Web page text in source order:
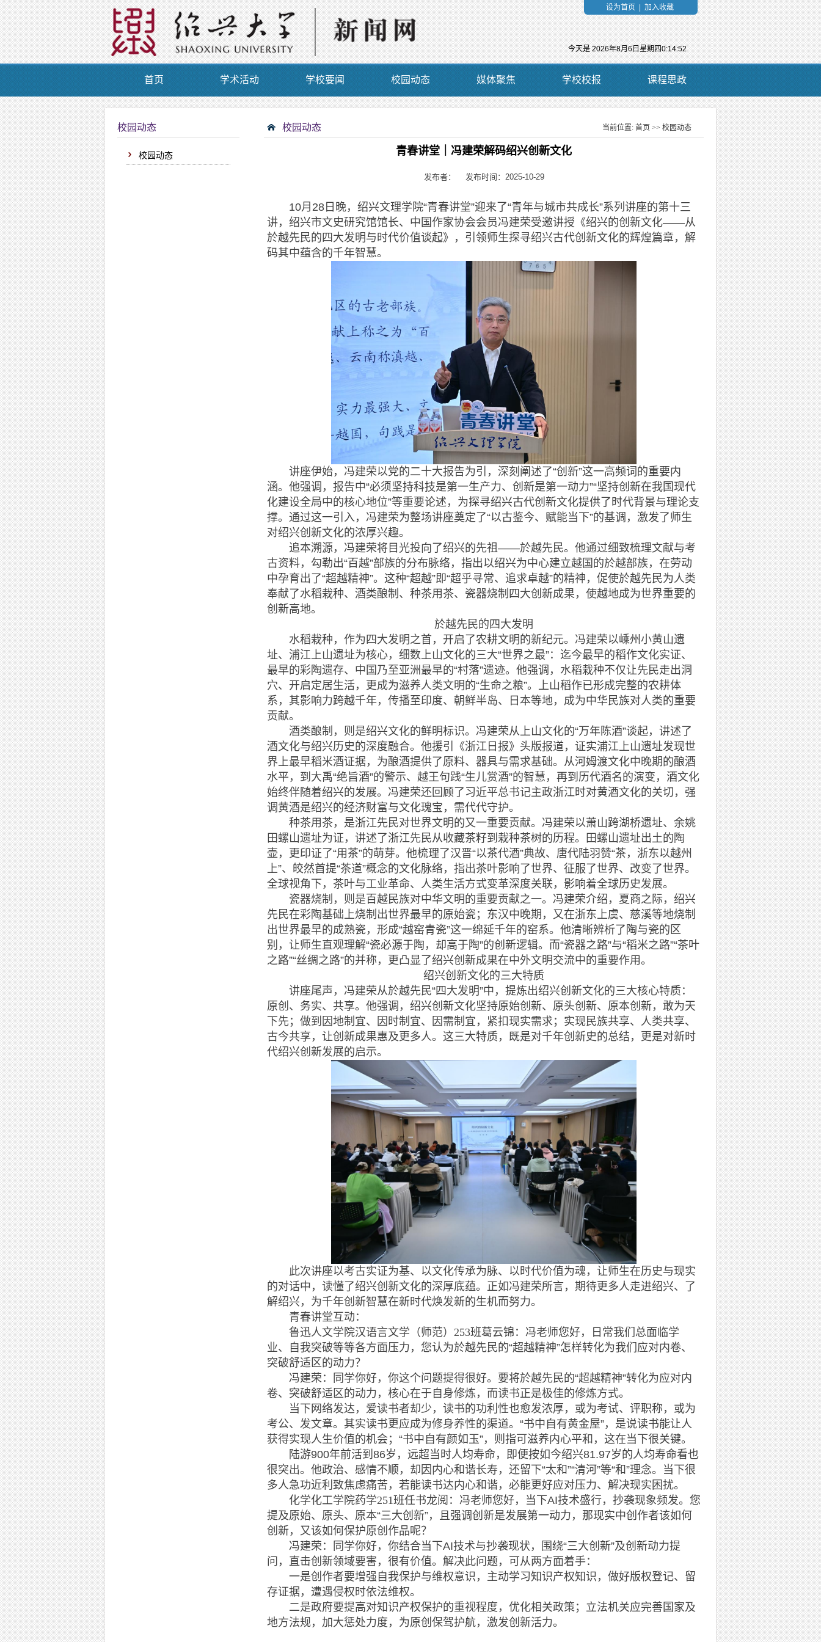
设为首页 加入收藏
今天是2026年8月6日星期四0:14:53
首页 学术活动 学校要闻 校园动态 媒体聚焦 学校校报 课程思政
校园动态
校园动态
校园动态 当前位置: 首页 >> 校园动态
青春讲堂｜冯建荣解码绍兴创新文化
发布者： 发布时间：2025-10-29
10月28日晚，绍兴文理学院“青春讲堂”迎来了“青年与城市共成长”系列讲座的第十三
讲，绍兴市文史研究馆馆长、中国作家协会会员冯建荣受邀讲授《绍兴的创新文化——从
於越先民的四大发明与时代价值谈起》，引领师生探寻绍兴古代创新文化的辉煌篇章，解
码其中蕴含的千年智慧。
讲座伊始，冯建荣以党的二十大报告为引，深刻阐述了“创新”这一高频词的重要内
涵。他强调，报告中“必须坚持科技是第一生产力、创新是第一动力”“坚持创新在我国现代
化建设全局中的核心地位”等重要论述，为探寻绍兴古代创新文化提供了时代背景与理论支
撑。通过这一引入，冯建荣为整场讲座奠定了“以古鉴今、赋能当下”的基调，激发了师生
对绍兴创新文化的浓厚兴趣。
追本溯源，冯建荣将目光投向了绍兴的先祖——於越先民。他通过细致梳理文献与考
古资料，勾勒出“百越”部族的分布脉络，指出以绍兴为中心建立越国的於越部族，在劳动
中孕育出了“超越精神”。这种“超越”即“超乎寻常、追求卓越”的精神，促使於越先民为人类
奉献了水稻栽种、酒类酿制、种茶用茶、瓷器烧制四大创新成果，使越地成为世界重要的
创新高地。
於越先民的四大发明
水稻栽种，作为四大发明之首，开启了农耕文明的新纪元。冯建荣以嵊州小黄山遗
址、浦江上山遗址为核心，细数上山文化的三大“世界之最”：迄今最早的稻作文化实证、
最早的彩陶遗存、中国乃至亚洲最早的“村落”遗迹。他强调，水稻栽种不仅让先民走出洞
穴、开启定居生活，更成为滋养人类文明的“生命之粮”。上山稻作已形成完整的农耕体
系，其影响力跨越千年，传播至印度、朝鲜半岛、日本等地，成为中华民族对人类的重要
贡献。
酒类酿制，则是绍兴文化的鲜明标识。冯建荣从上山文化的“万年陈酒”谈起，讲述了
酒文化与绍兴历史的深度融合。他援引《浙江日报》头版报道，证实浦江上山遗址发现世
界上最早稻米酒证据，为酿酒提供了原料、器具与需求基础。从河姆渡文化中晚期的酿酒
水平，到大禹“绝旨酒”的警示、越王句践“生儿赏酒”的智慧，再到历代酒名的演变，酒文化
始终伴随着绍兴的发展。冯建荣还回顾了习近平总书记主政浙江时对黄酒文化的关切，强
调黄酒是绍兴的经济财富与文化瑰宝，需代代守护。
种茶用茶，是浙江先民对世界文明的又一重要贡献。冯建荣以萧山跨湖桥遗址、余姚
田螺山遗址为证，讲述了浙江先民从收藏茶籽到栽种茶树的历程。田螺山遗址出土的陶
壶，更印证了“用茶”的萌芽。他梳理了汉晋“以茶代酒”典故、唐代陆羽赞“茶，浙东以越州
上”、皎然首提“茶道”概念的文化脉络，指出茶叶影响了世界、征服了世界、改变了世界。
全球视角下，茶叶与工业革命、人类生活方式变革深度关联，影响着全球历史发展。
瓷器烧制，则是百越民族对中华文明的重要贡献之一。冯建荣介绍，夏商之际，绍兴
先民在彩陶基础上烧制出世界最早的原始瓷；东汉中晚期，又在浙东上虞、慈溪等地烧制
出世界最早的成熟瓷，形成“越窑青瓷”这一绵延千年的窑系。他清晰辨析了陶与瓷的区
别，让师生直观理解“瓷必源于陶，却高于陶”的创新逻辑。而“瓷器之路”与“稻米之路”“茶叶
之路”“丝绸之路”的并称，更凸显了绍兴创新成果在中外文明交流中的重要作用。
绍兴创新文化的三大特质
讲座尾声，冯建荣从於越先民“四大发明”中，提炼出绍兴创新文化的三大核心特质：
原创、务实、共享。他强调，绍兴创新文化坚持原始创新、原头创新、原本创新，敢为天
下先；做到因地制宜、因时制宜、因需制宜，紧扣现实需求；实现民族共享、人类共享、
古今共享，让创新成果惠及更多人。这三大特质，既是对千年创新史的总结，更是对新时
代绍兴创新发展的启示。
此次讲座以考古实证为基、以文化传承为脉、以时代价值为魂，让师生在历史与现实
的对话中，读懂了绍兴创新文化的深厚底蕴。正如冯建荣所言，期待更多人走进绍兴、了
解绍兴，为千年创新智慧在新时代焕发新的生机而努力。
青春讲堂互动：
鲁迅人文学院汉语言文学（师范）253班葛云锦 ：冯老师您好，日常我们总面临学
业、自我突破等等各方面压力，您认为於越先民的“超越精神”怎样转化为我们应对内卷、
突破舒适区的动力？
冯建荣 ：同学你好，你这个问题提得很好。要将於越先民的“超越精神”转化为应对内
卷、突破舒适区的动力，核心在于自身修炼，而读书正是极佳的修炼方式。
当下网络发达，爱读书者却少，读书的功利性也愈发浓厚，或为考试、评职称，或为
考公、发文章。其实读书更应成为修身养性的渠道。“书中自有黄金屋”，是说读书能让人
获得实现人生价值的机会；“书中自有颜如玉”，则指可滋养内心平和，这在当下很关键。
陆游900年前活到86岁，远超当时人均寿命，即便按如今绍兴81.97岁的人均寿命看也
很突出。他政治、感情不顺，却因内心和谐长寿，还留下“太和”“清河”等“和”理念。当下很
多人急功近利致焦虑痛苦，若能读书达内心和谐，必能更好应对压力、解决现实困扰。
化学化工学院药学251班任书龙阅 ：冯老师您好，当下AI技术盛行，抄袭现象频发。您
提及原始、原头、原本“三大创新”，且强调创新是发展第一动力，那现实中创作者该如何
创新，又该如何保护原创作品呢？
冯建荣 ：同学你好，你结合当下AI技术与抄袭现状，围绕“三大创新”及创新动力提
问，直击创新领域要害，很有价值。解决此问题，可从两方面着手：
一是创作者要增强自我保护与维权意识，主动学习知识产权知识，做好版权登记、留
存证据，遭遇侵权时依法维权。
二是政府要提高对知识产权保护的重视程度，优化相关政策；立法机关应完善国家及
地方法规，加大惩处力度，为原创保驾护航，激发创新活力。